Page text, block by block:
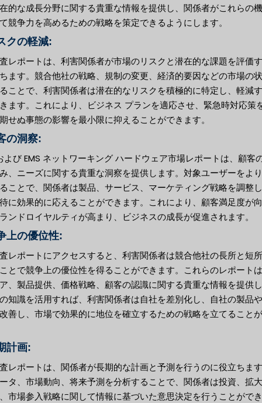
的な成長分野に関する貴重な情報を提供し、関係者がこれらの
競争力を高めるための戦略を策定できるようにします。
クの軽減:
レポートは、利害関係者が市場のリスクと潜在的な課題を評価
ます。競合他社の戦略、規制の変更、経済的要因などの市場の
ことで、利害関係者は潜在的なリスクを積極的に特定し、軽減
ます。これにより、ビジネス プランを適応させ、緊急時対応策
せぬ事態の影響を最小限に抑えることができます。
の洞察:
よび EMS ネットワーキング ハードウェア市場レポートは、顧客
、ニーズに関する貴重な洞察を提供します。対象ユーザーをよ
ことで、関係者は製品、サービス、マーケティング戦略を調整
に効果的に応えることができます。これにより、顧客満足度が
ンドロイヤルティが高まり、ビジネスの成長が促進されます。
上の優位性:
レポートにアクセスすると、利害関係者は競合他社の長所と短
とで競争上の優位性を得ることができます。これらのレポート
、製品提供、価格戦略、顧客の認識に関する貴重な情報を提供
知識を活用すれば、利害関係者は自社を差別化し、自社の製品
善し、市場で効果的に地位を確立するための戦略を立てること
計画:
レポートは、関係者が長期的な計画と予測を行うのに役立ちま
タ、市場動向、将来予測を分析することで、関係者は投資、拡
市場参入戦略に関して情報に基づいた意思決定を行うことがで